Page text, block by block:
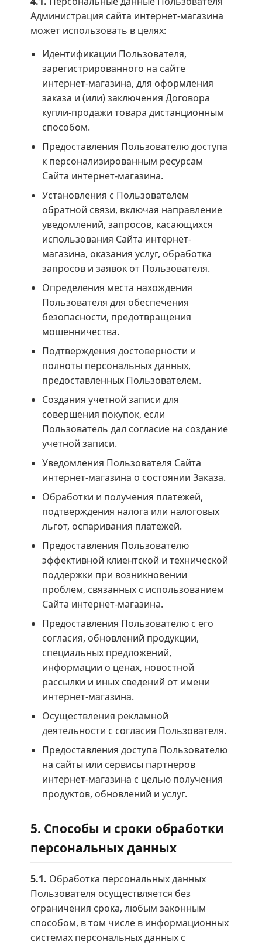
Администрация сайта интернет-магазина
может использовать в целях:
Идентификации Пользователя,
зарегистрированного на сайте
интернет-магазина, для оформления
заказа и (или) заключения Договора
купли-продажи товара дистанционным
способом.
Предоставления Пользователю доступа
к персонализированным ресурсам
Сайта интернет-магазина.
Установления с Пользователем
обратной связи, включая направление
уведомлений, запросов, касающихся
использования Сайта интернет-
магазина, оказания услуг, обработка
запросов и заявок от Пользователя.
Определения места нахождения
Пользователя для обеспечения
безопасности, предотвращения
мошенничества.
Подтверждения достоверности и
полноты персональных данных,
предоставленных Пользователем.
Создания учетной записи для
совершения покупок, если
Пользователь дал согласие на создание
учетной записи.
Уведомления Пользователя Сайта
интернет-магазина о состоянии Заказа.
Обработки и получения платежей,
подтверждения налога или налоговых
льгот, оспаривания платежей.
Предоставления Пользователю
эффективной клиентской и технической
поддержки при возникновении
проблем, связанных с использованием
Сайта интернет-магазина.
Предоставления Пользователю с его
согласия, обновлений продукции,
специальных предложений,
информации о ценах, новостной
рассылки и иных сведений от имени
интернет-магазина.
Осуществления рекламной
деятельности с согласия Пользователя.
Предоставления доступа Пользователю
на сайты или сервисы партнеров
интернет-магазина с целью получения
продуктов, обновлений и услуг.
5. Способы и сроки обработки
персональных данных
5.1. Обработка персональных данных
Пользователя осуществляется без
ограничения срока, любым законным
способом, в том числе в информационных
системах персональных данных с